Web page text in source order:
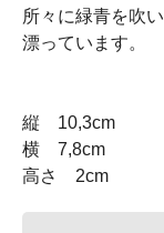
所々に緑青を吹
漂っています。
縦 10,3cm
横 7,8cm
高さ 2cm